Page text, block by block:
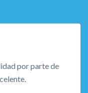
por parte de